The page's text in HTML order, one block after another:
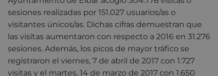
sesiones realizadas por 151.027 usuarios/as o
visitantes únicos/as. Dichas cifras demuestran que
las visitas aumentaron con respecto a 2016 en 31.276
sesiones. Además, los picos de mayor tráfico se
registraron el viernes, 7 de abril de 2017 con 1.727
visitas y el martes, 14 de marzo de 2017 con 1.650